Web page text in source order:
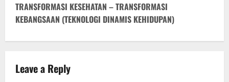
t
n
v
TRANSFORMASI KESEHATAN – TRANSFORMASI
KEBANGSAAN (TEKNOLOGI DINAMIS KEHIDUPAN)
Leave a Reply